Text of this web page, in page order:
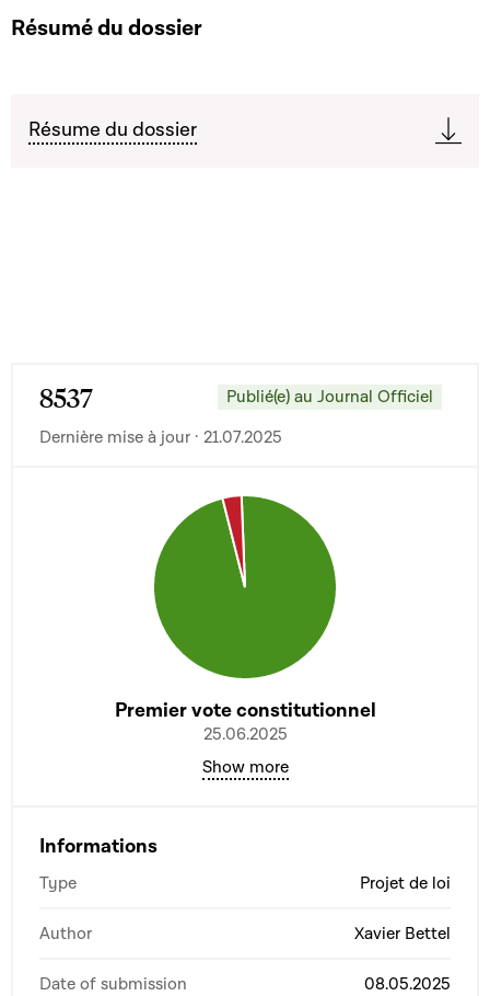
Résumé du dossier
Résume du dossier
8537
Publié(e) au Journal Officiel
Dernière mise à jour · 21.07.2025
Premier vote constitutionnel
25.06.2025
Show more
Informations
Type Projet de loi
Author Xavier Bettel
Date of submission 08.05.2025